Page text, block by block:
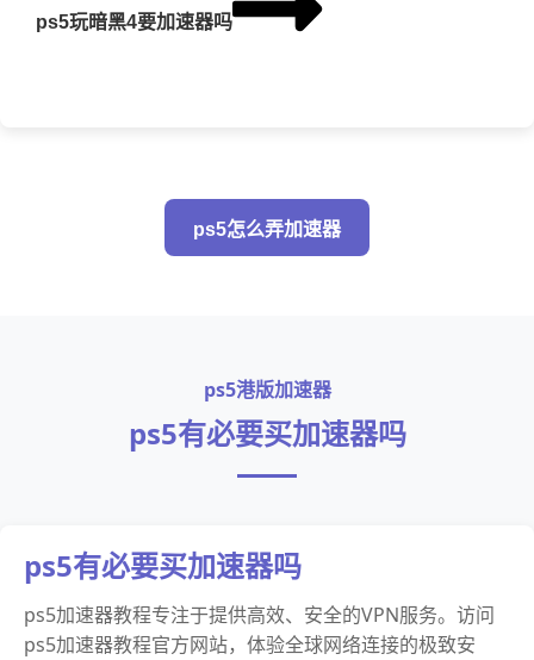
ps5玩暗黑4要加速器吗
ps5怎么弄加速器
ps5港版加速器
ps5有必要买加速器吗
ps5有必要买加速器吗
ps5加速器教程专注于提供高效、安全的VPN服务。访问
ps5加速器教程官方网站，体验全球网络连接的极致安